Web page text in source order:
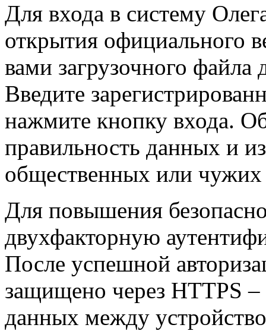
Для входа в систему
открытия официального
вами загрузочного
Введите
нажмите кнопку входа.
правильность данных и
общественных или чужих
Для повышения
двухфакторную
После успешной
защищено через HTTPS –
данных между